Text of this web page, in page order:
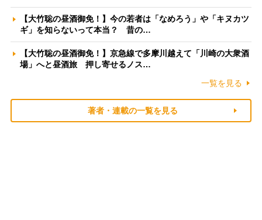
【大竹聡の昼酒御免！】今の若者は「なめろう」や「キヌカツ
ギ」を知らないって本当？ 昔の…
【大竹聡の昼酒御免！】京急線で多摩川越えて「川崎の大衆酒
場」へと昼酒旅 押し寄せるノス…
一覧を見る
著者・連載の一覧を見る